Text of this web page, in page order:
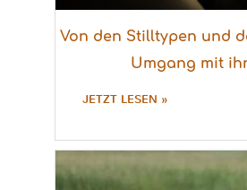
Von den Stilltypen und
Umgang mit
JETZT LESEN »